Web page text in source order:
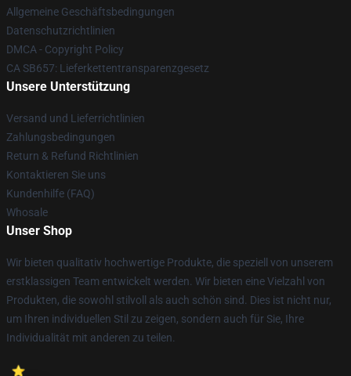
Allgemeine Geschäftsbedingungen
Datenschutzrichtlinien
DMCA - Copyright Policy
CA SB657: Lieferkettentransparenzgesetz
Unsere Unterstützung
Versand und Lieferrichtlinien
Zahlungsbedingungen
Return & Refund Richtlinien
Kontaktieren Sie uns
Kundenhilfe (FAQ)
Whosale
Unser Shop
Wir bieten qualitativ hochwertige Produkte, die speziell von unserem
erstklassigen Team entwickelt werden. Wir bieten eine Vielzahl von
Produkten, die sowohl stilvoll als auch schön sind. Dies ist nicht nur,
um Ihren individuellen Stil zu zeigen, sondern auch für Sie, Ihre
Individualität mit anderen zu teilen.